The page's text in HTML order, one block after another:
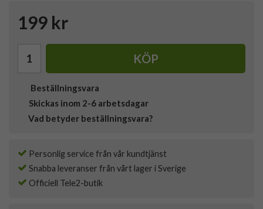
199 kr
KÖP
Beställningsvara
Skickas inom 2-6 arbetsdagar
Vad betyder beställningsvara?
Personlig service från vår kundtjänst
Snabba leveranser från vårt lager i Sverige
Officiell Tele2-butik